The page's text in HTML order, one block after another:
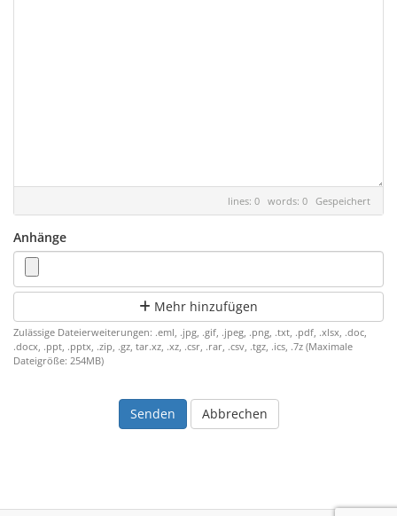
lines: 0 words: 0 Gespeichert
Anhänge
Mehr hinzufügen
Zulässige Dateierweiterungen: .eml, .jpg, .gif, .jpeg, .png, .txt, .pdf, .xlsx, .doc,
.docx, .ppt, .pptx, .zip, .gz, tar.xz, .xz, .csr, .rar, .csv, .tgz, .ics, .7z (Maximale
Dateigröße: 254MB)
Abbrechen